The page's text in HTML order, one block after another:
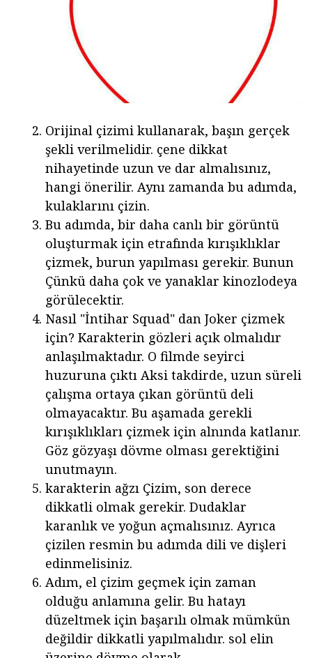
Orijinal çizimi kullanarak, başın gerçek
şekli verilmelidir. çene dikkat
nihayetinde uzun ve dar almalısınız,
hangi önerilir. Aynı zamanda bu adımda,
kulaklarını çizin.
Bu adımda, bir daha canlı bir görüntü
oluşturmak için etrafında kırışıklıklar
çizmek, burun yapılması gerekir. Bunun
Çünkü daha çok ve yanaklar kinozlodeya
görülecektir.
Nasıl "İntihar Squad" dan Joker çizmek
için? Karakterin gözleri açık olmalıdır
anlaşılmaktadır. O filmde seyirci
huzuruna çıktı Aksi takdirde, uzun süreli
çalışma ortaya çıkan görüntü deli
olmayacaktır. Bu aşamada gerekli
kırışıklıkları çizmek için alnında katlanır.
Göz gözyaşı dövme olması gerektiğini
unutmayın.
karakterin ağzı Çizim, son derece
dikkatli olmak gerekir. Dudaklar
karanlık ve yoğun açmalısınız. Ayrıca
çizilen resmin bu adımda dili ve dişleri
edinmelisiniz.
Adım, el çizim geçmek için zaman
olduğu anlamına gelir. Bu hatayı
düzeltmek için başarılı olmak mümkün
değildir dikkatli yapılmalıdır. sol elin